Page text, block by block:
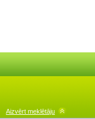
Aizvērt meklētāju